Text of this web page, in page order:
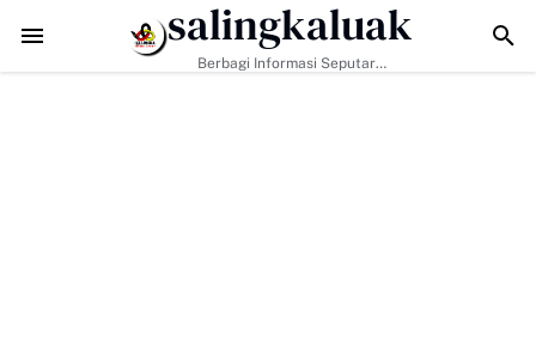
Kunjungan Kapolres Payakumbuh Bahas Penguatan Kerjasama
salingkaluak
Berbagi Informasi Seputar